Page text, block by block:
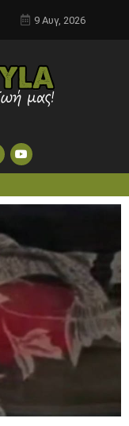
9 Αυγ, 2026